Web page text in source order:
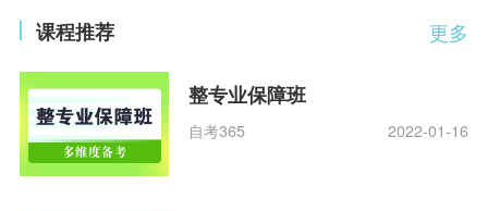
更多
课程推荐
整专业保障班
自考365 2022-01-16